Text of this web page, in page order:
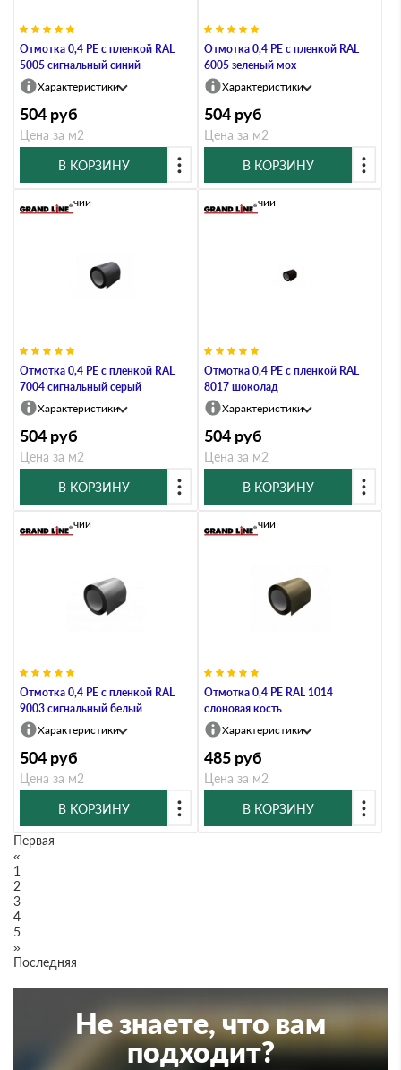
Отмотка 0,4 PE с пленкой RAL
5005 сигнальный синий
Характеристики
504 руб
Цена за м2
В КОРЗИНУ
Отмотка 0,4 PE с пленкой RAL
6005 зеленый мох
Характеристики
504 руб
Цена за м2
В КОРЗИНУ
Отмотка 0,4 PE с пленкой RAL
7004 сигнальный серый
В наличии
Характеристики
504 руб
Цена за м2
В КОРЗИНУ
Отмотка 0,4 PE с пленкой RAL
8017 шоколад
В наличии
Характеристики
504 руб
Цена за м2
В КОРЗИНУ
Отмотка 0,4 PE с пленкой RAL
9003 сигнальный белый
В наличии
Характеристики
504 руб
Цена за м2
В КОРЗИНУ
Отмотка 0,4 PE RAL 1014
слоновая кость
В наличии
Характеристики
485 руб
Цена за м2
В КОРЗИНУ
Первая
«
1
2
3
4
5
»
Последняя
Не знаете, что вам
подходит?